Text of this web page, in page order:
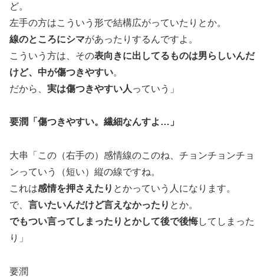
ど。
左手の方はこういう形で結構広がっていたりとか。
線のところにシマがあったりするんですよ。
こういう方は、その表向きに出してるものは男らしいんだ
けど、中が傷つきやすい。
だから、 実は傷つきやすい人 っていう」
要潤「傷つきやすい。繊細なんすよ…」
大串「この（右手の）感情線のこのね、チョンチョンチョ
ンっていう（短い）縦の線ですね。
これは感情を押さえたり とかっていう人になります。
で、 言いたいんだけど言えなかったり とか。
でもつい言ってしまったりとかして後で後悔してしまった
り」
要潤